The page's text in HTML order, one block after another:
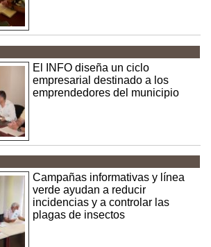
El INFO diseña un ciclo
empresarial destinado a los
emprendedores del municipio
Campañas informativas y línea
verde ayudan a reducir
incidencias y a controlar las
plagas de insectos